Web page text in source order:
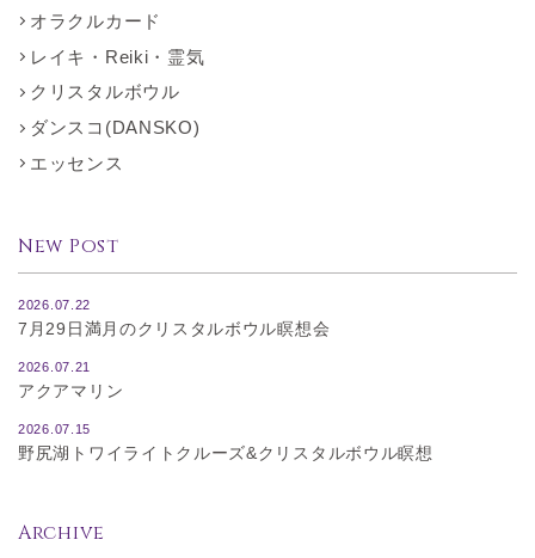
オラクルカード
レイキ・Reiki・霊気
クリスタルボウル
ダンスコ(DANSKO)
エッセンス
New Post
2026.07.22
7月29日満月のクリスタルボウル瞑想会
2026.07.21
アクアマリン
2026.07.15
野尻湖トワイライトクルーズ&クリスタルボウル瞑想
Archive